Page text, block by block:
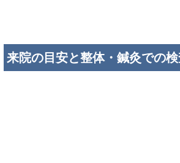
来院の目安と整体・鍼灸での